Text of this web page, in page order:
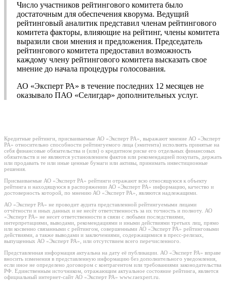
Число участников рейтингового комитета было
достаточным для обеспечения кворума. Ведущий
рейтинговый аналитик представил членам рейтингового
комитета факторы, влияющие на рейтинг, члены комитета
выразили свои мнения и предложения. Председатель
рейтингового комитета предоставил возможность
каждому члену рейтингового комитета высказать свое
мнение до начала процедуры голосования.
АО «Эксперт РА» в течение последних 12 месяцев не
оказывало ПАО «Селигдар» дополнительных услуг.
Кредитные рейтинги, присваиваемые АО «Эксперт РА», выражают мнение АО «Эксперт
РА» относительно способности рейтингуемого лица (эмитента) исполнять принятые на
себя финансовые обязательства и (или) о кредитном риске его отдельных финансовых
обязательств и не являются установлением фактов или рекомендацией покупать, держать
или продавать те или иные ценные бумаги или активы, принимать инвестиционные
решения.
Присваиваемые АО «Эксперт РА» рейтинги отражают всю относящуюся к объекту
рейтинга и находящуюся в распоряжении АО «Эксперт РА» информацию, качество и
достоверность которой, по мнению АО «Эксперт РА», являются надлежащими.
АО «Эксперт РА» не проводит аудита представленной рейтингуемыми лицами
отчётности и иных данных и не несёт ответственность за их точность и полноту. АО
«Эксперт РА» не несет ответственности в связи с любыми последствиями,
интерпретациями, выводами, рекомендациями и иными действиями третьих лиц, прямо
или косвенно связанными с рейтингом, совершенными АО «Эксперт РА» рейтинговыми
действиями, а также выводами и заключениями, содержащимися в пресс-релизах,
выпущенных АО «Эксперт РА», или отсутствием всего перечисленного.
Представленная информация актуальна на дату её публикации. АО «Эксперт РА» вправе
вносить изменения в представленную информацию без дополнительного уведомления,
если иное не определено договором с контрагентом или требованиями законодательства
РФ. Единственным источником, отражающим актуальное состояние рейтинга, является
официальный интернет-сайт АО «Эксперт РА» www.raexpert.ru.